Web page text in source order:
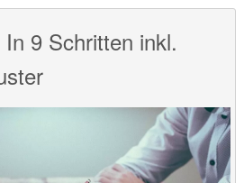
9 Schritten inkl.